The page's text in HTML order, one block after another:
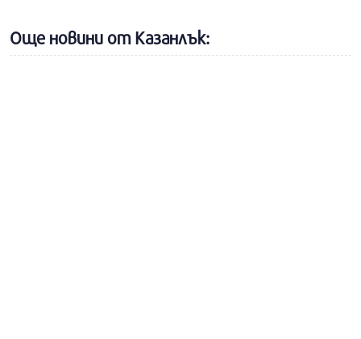
Още новини от Казанлък: